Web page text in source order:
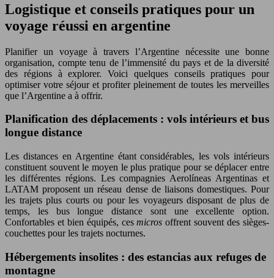
Logistique et conseils pratiques pour un
voyage réussi en argentine
Planifier un voyage à travers l’Argentine nécessite une bonne
organisation, compte tenu de l’immensité du pays et de la diversité
des régions à explorer. Voici quelques conseils pratiques pour
optimiser votre séjour et profiter pleinement de toutes les merveilles
que l’Argentine a à offrir.
Planification des déplacements : vols intérieurs et bus
longue distance
Les distances en Argentine étant considérables, les vols intérieurs
constituent souvent le moyen le plus pratique pour se déplacer entre
les différentes régions. Les compagnies Aerolíneas Argentinas et
LATAM proposent un réseau dense de liaisons domestiques. Pour
les trajets plus courts ou pour les voyageurs disposant de plus de
temps, les bus longue distance sont une excellente option.
Confortables et bien équipés, cesmicrosoffrent souvent des sièges-
couchettes pour les trajets nocturnes.
Hébergements insolites : des estancias aux refuges de
montagne